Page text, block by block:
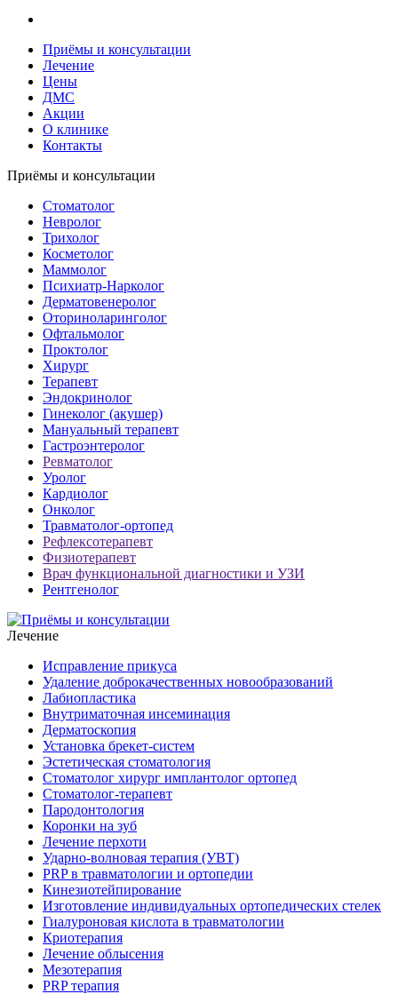
Приёмы и консультации
Лечение
Цены
ДМС
Акции
О клинике
Контакты
Приёмы и консультации
Стоматолог
Невролог
Трихолог
Косметолог
Маммолог
Психиатр-Нарколог
Дерматовенеролог
Оториноларинголог
Офтальмолог
Проктолог
Хирург
Терапевт
Эндокринолог
Гинеколог (акушер)
Мануальный терапевт
Гастроэнтеролог
Ревматолог
Уролог
Кардиолог
Онколог
Травматолог-ортопед
Рефлексотерапевт
Физиотерапевт
Врач функциональной диагностики и УЗИ
Рентгенолог
Лечение
Исправление прикуса
Удаление доброкачественных новообразований
Лабиопластика
Внутриматочная инсеминация
Дерматоскопия
Установка брекет-систем
Эстетическая стоматология
Стоматолог хирург имплантолог ортопед
Стоматолог-терапевт
Пародонтология
Коронки на зуб
Лечение перхоти
Ударно-волновая терапия (УВТ)
PRP в травматологии и ортопедии
Кинезиотейпирование
Изготовление индивидуальных ортопедических стелек
Гиалуроновая кислота в травматологии
Криотерапия
Лечение облысения
Мезотерапия
PRP терапия